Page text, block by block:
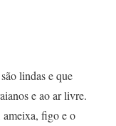
lindas e que
e ao ar livre.
figo e o